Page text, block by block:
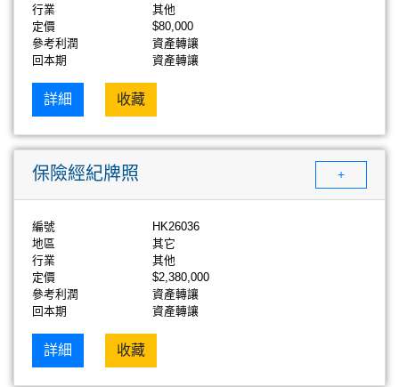
行業
其他
定價
$80,000
參考利潤
資產轉讓
回本期
資產轉讓
詳細 收藏
保險經紀牌照 +
編號
HK26036
地區
其它
行業
其他
定價
$2,380,000
參考利潤
資產轉讓
回本期
資產轉讓
詳細 收藏